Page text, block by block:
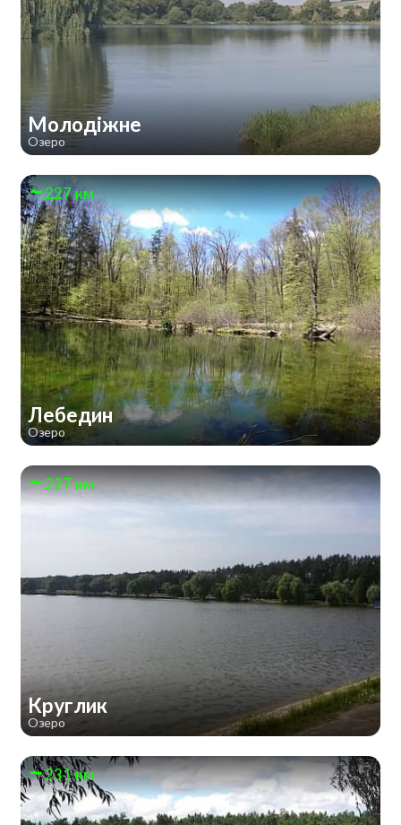
Молодіжне
Озеро
227 км
Лебедин
Озеро
227 км
Круглик
Озеро
231 км